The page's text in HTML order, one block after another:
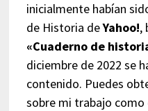
inicialmente habían
de Historia deYahoo!,
«Cuaderno de
diciembre de 2022 se
contenido. Puedes
sobre mi trabajo